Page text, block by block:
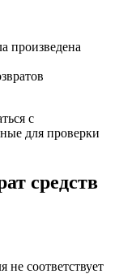
произведена
с
для проверки
средств
не соответствует